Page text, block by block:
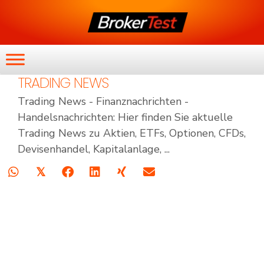
TRADING NEWS
Trading News - Finanznachrichten -
Handelsnachrichten: Hier finden Sie aktuelle
Trading News zu Aktien, ETFs, Optionen, CFDs,
Devisenhandel, Kapitalanlage, ...
𝕏